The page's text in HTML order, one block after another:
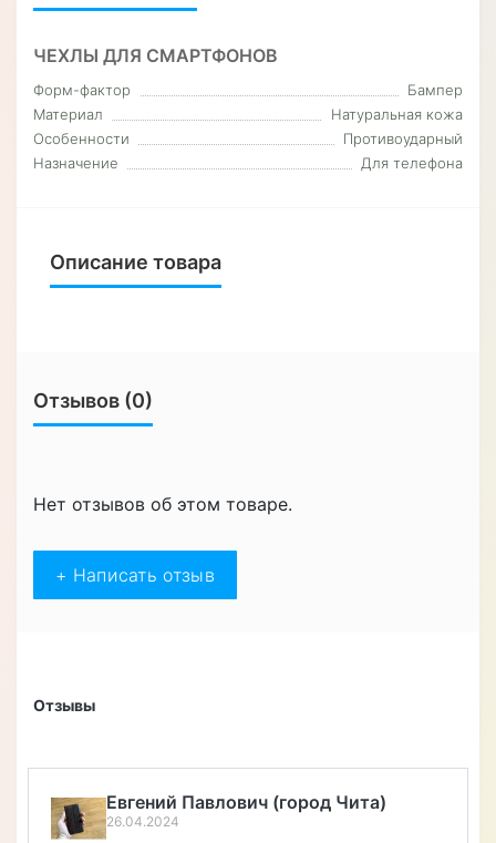
ЧЕХЛЫ ДЛЯ СМАРТФОНОВ
Форм-фактор
Бампер
Материал
Натуральная кожа
Особенности
Противоударный
Назначение
Для телефона
Описание товара
Отзывов (0)
Нет отзывов об этом товаре.
+ Написать отзыв
Отзывы
Алексей Верегин
22.04.2024